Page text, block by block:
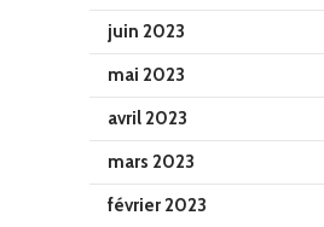
juin 2023
mai 2023
avril 2023
mars 2023
février 2023